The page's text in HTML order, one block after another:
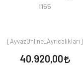
1155
[AyvazOnline_Ayrıcalıkları]
40.920,00